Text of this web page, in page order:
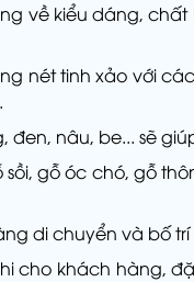
về kiểu dáng,
nét tinh xảo với
nâu, be... sẽ
gỗ óc chó, gỗ
di chuyển và bố
cho khách hàng,